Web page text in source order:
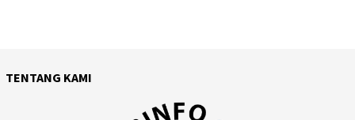
TENTANG KAMI